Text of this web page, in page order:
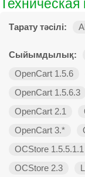
Тарату тәсілі: All
Сыйымдылық:
OpenCart 1.5.6
OpenCart 1.5.6.3
OpenCart 2.1
OpenCart 3.*
OCStore 1.5.5.1.1
OCStore 2.3